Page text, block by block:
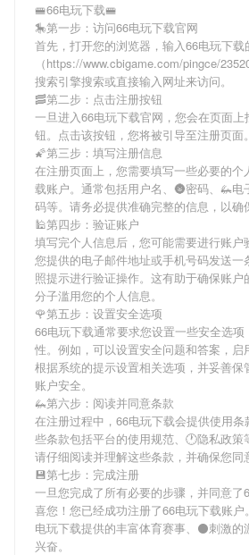
🚝66电玩下载🚝
🎠第一步：访问66电玩下载官网
首先，打开您的浏览器，输入66电玩下载
（https://www.cbigame.com/pingce/
搜索引擎搜索或直接输入网址来访问。
🥓第二步：点击注册按钮
一旦进入66电玩下载官网，您会在页面
钮。点击该按钮，您将被引导至注册页面。
🌠第三步：填写注册信息
在注册页面上，您需要填写一些必要的个
载账户。通常包括用户名、🌚密码、🦗
码等。请务必提供准确完整的信息，以确
🕌第四步：验证账户
填写完个人信息后，您可能需要进行账户
您提供的电子邮件地址或手机号码发送一
照提示进行验证操作。这有助于确保账
分子滥用您的个人信息。
🌹第五步：设置安全选项
66电玩下载通常要求您设置一些安全选
性。例如，可以设置安全问题和答案，
根据系统的提示设置相关选项，并妥善保
账户安全。
🦗第六步：阅读并同意条款
在注册过程中，66电玩下载会提供使用
些条款包括平台的使用规范、🕐隐私政策
请仔细阅读并理解这些条款，并确保您同
💾第七步：完成注册
一旦您完成了所有必要的步骤，并同意了
喜您！您已经成功注册了66电玩下载账
电玩下载提供的丰富体育赛事、⚫刺激的
兴奋。